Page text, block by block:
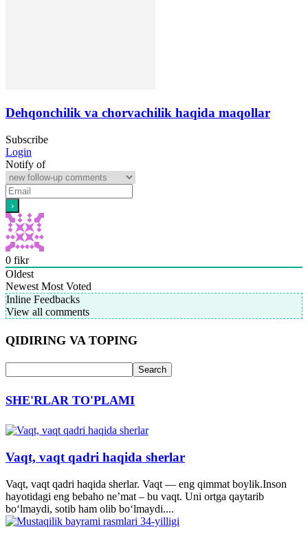
Dehqonchilik va chorvachilik haqida maqollar
Subscribe
Login
Notify of
0 fikr
Oldest
Newest Most Voted
Inline Feedbacks
View all comments
QIDIRING VA TOPING
SHE'RLAR TO'PLAMI
Vaqt, vaqt qadri haqida sherlar
Vaqt, vaqt qadri haqida sherlar. Vaqt — eng qimmat boylik.Inson
hayotidagi eng bebaho ne’mat – bu vaqt. Uni ortga qaytarib
bo‘lmaydi, sotib ham olib bo‘lmaydi....